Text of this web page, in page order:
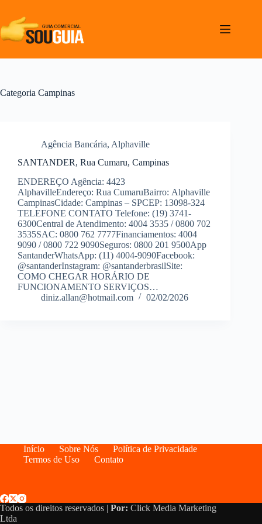
o
conteúdo
Categoria Campinas
Agência Bancária, Alphaville
SANTANDER, Rua Cumaru, Campinas
ENDEREÇO Agência: 4423
AlphavilleEndereço: Rua CumaruBairro: Alphaville
CampinasCidade: Campinas – SPCEP: 13098-324
TELEFONE CONTATO Telefone: (19) 3741-
6300Central de Atendimento: 4004 3535 / 0800 702
3535SAC: 0800 762 7777Financiamentos: 4004
9090 / 0800 722 9090Seguros: 0800 201 9500App
SantanderWhatsApp: (11) 4004-9090Facebook:
@santanderInstagram: @santanderbrasilSite:
COMO CHEGAR HORÁRIO DE
FUNCIONAMENTO SERVIÇOS…
diniz.allan@hotmail.com
02/02/2026
Início Sobre Nós
Política de Privacidade
Termos de Uso
Contato
Todos os direitos reservados | Por: Click Media Marketing
Ltda